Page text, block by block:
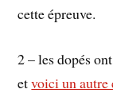
cette épreuve.
2 – les dopés
etvoici un autre